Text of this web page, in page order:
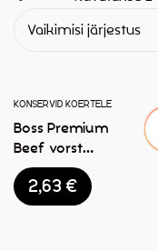
Vaikimisi järjestus
KONSERVID KOERTELE
Boss Premium
Beef vorst
koertele 1kg
2,63€